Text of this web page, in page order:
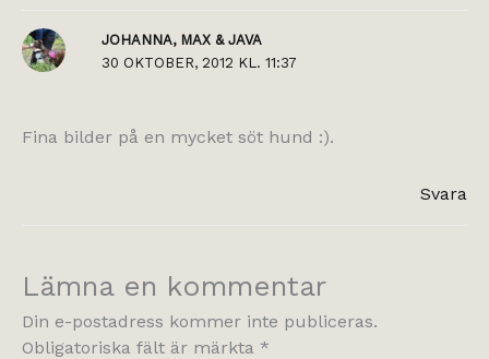
JOHANNA, MAX & JAVA
30 OKTOBER, 2012 KL. 11:37
Fina bilder på en mycket söt hund :).
Svara
Lämna en kommentar
Din e-postadress kommer inte publiceras.
Obligatoriska fält är märkta *